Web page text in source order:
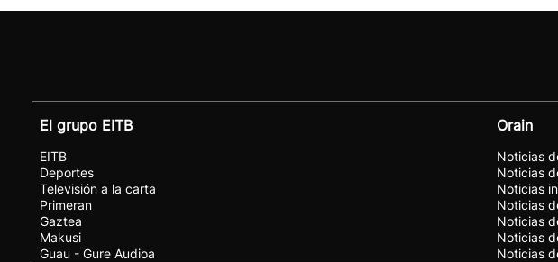
El grupo EITB
EITB
Deportes
Televisión a la carta
Primeran
Gaztea
Makusi
Guau - Gure Audioa
Orain
Noticias
Noticias
Noticias
Noticias
Noticias
Noticias
Noticias